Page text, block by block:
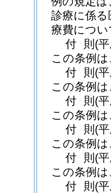
診療に係
療費につ
付 則 (
この条例
付 則 (
この条例
付 則 (
この条例
付 則 (
この条例
付 則 (
この条例
付 則 (